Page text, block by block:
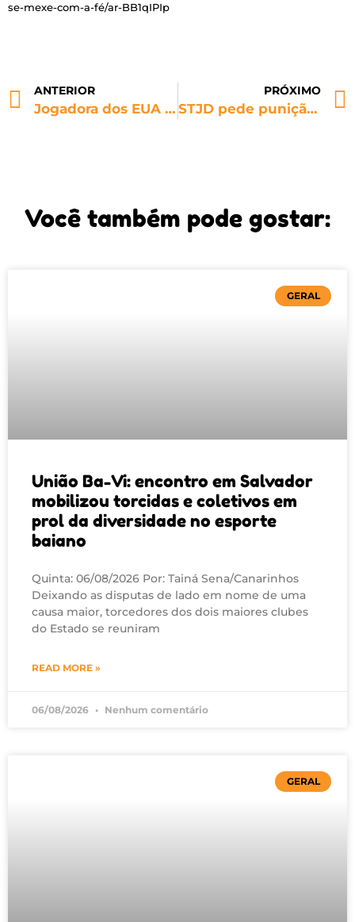
se-mexe-com-a-fé/ar-BB1qIPIp
ANTERIOR
Jogadora dos EUA é acusada de homofobia
PRÓXIMO
STJD pede punição pesada ao Corinthians por atos de torcedores contra o Grêmio
Você também pode gostar:
GERAL
União Ba-Vi: encontro em Salvador
mobilizou torcidas e coletivos em
prol da diversidade no esporte
baiano
Quinta: 06/08/2026 Por: Tainá Sena/Canarinhos
Deixando as disputas de lado em nome de uma
causa maior, torcedores dos dois maiores clubes
do Estado se reuniram
READ MORE »
06/08/2026 Nenhum comentário
GERAL